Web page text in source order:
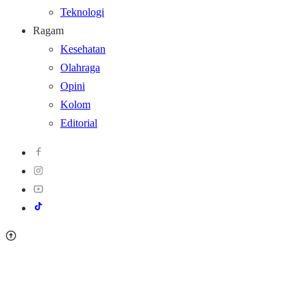
Teknologi
Ragam
Kesehatan
Olahraga
Opini
Kolom
Editorial